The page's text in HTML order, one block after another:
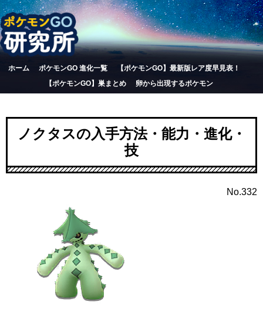
ホーム ポケモンGO 進化一覧
【ポケモンGO】最新版レア度早見表！
【ポケモンGO】巣まとめ
卵から出現するポケモン
ノクタスの入手方法・能力・進化・
技
No.332